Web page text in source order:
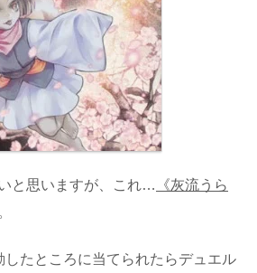
と思いますが、これ…
《灰流うら
たところに当てられたらデュエル